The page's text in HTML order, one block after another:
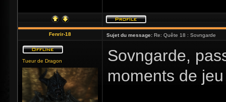
Fenrir-18 Sujet du message: Re: Quête 18 : Sovngarde
Tueur de Dragon
Sovngarde,
moments de